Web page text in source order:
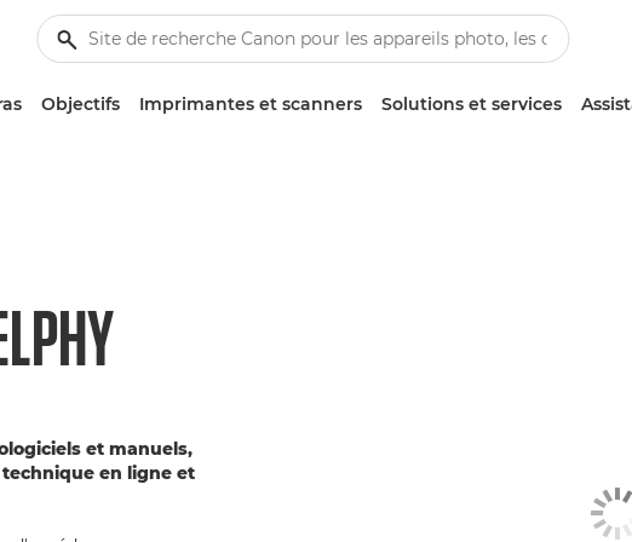
Objectifs Imprimantes et scanners Solutions et services
et manuels,
en ligne et